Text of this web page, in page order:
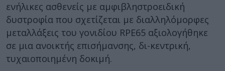
ενήλικες ασθενείς με αμφιβληστροειδική
δυστροφία που σχετίζεται με διαλληλόμορφες
μεταλλάξεις του γονιδίου RPE65 αξιολογήθηκε
σε μια ανοικτής επισήμανσης, δι-κεντρική,
τυχαιοποιημένη δοκιμή.